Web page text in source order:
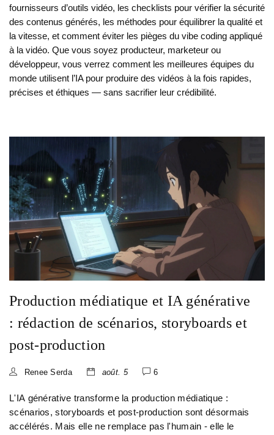
fournisseurs d’outils vidéo, les checklists pour vérifier la sécurité
des contenus générés, les méthodes pour équilibrer la qualité et
la vitesse, et comment éviter les pièges du vibe coding appliqué
à la vidéo. Que vous soyez producteur, marketeur ou
développeur, vous verrez comment les meilleures équipes du
monde utilisent l’IA pour produire des vidéos à la fois rapides,
précises et éthiques — sans sacrifier leur crédibilité.
Production médiatique et IA générative
: rédaction de scénarios, storyboards et
post-production
Renee Serda août. 5 6
L'IA générative transforme la production médiatique :
scénarios, storyboards et post-production sont désormais
accélérés. Mais elle ne remplace pas l'humain - elle le